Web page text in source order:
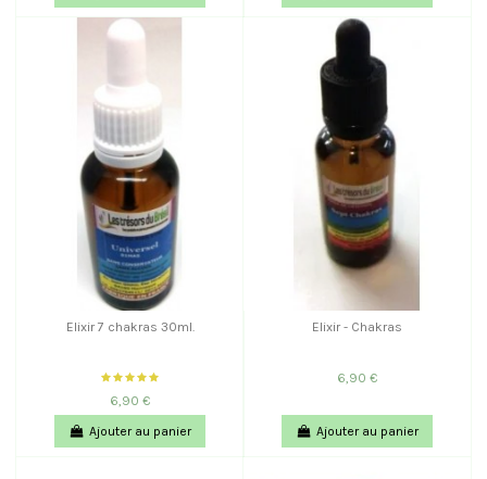
Elixir 7 chakras 30ml.
6,90 €
Ajouter au panier
Elixir - Chakras
6,90 €
Ajouter au panier